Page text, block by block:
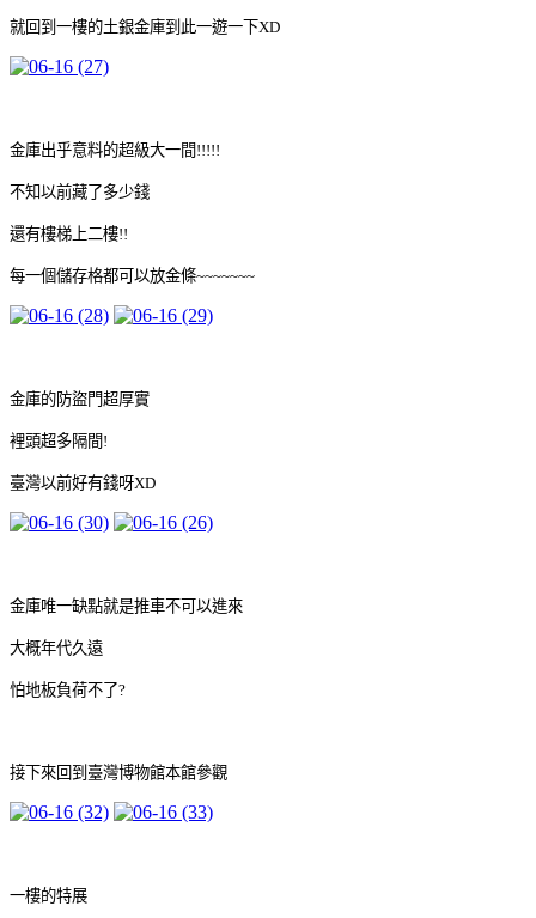
就回到一樓的土銀金庫到此一遊一下XD
金庫出乎意料的超級大一間!!!!!
不知以前藏了多少錢
還有樓梯上二樓!!
每一個儲存格都可以放金條~~~~~~~
金庫的防盜門超厚實
裡頭超多隔間!
臺灣以前好有錢呀XD
金庫唯一缺點就是推車不可以進來
大概年代久遠
怕地板負荷不了?
接下來回到臺灣博物館本館參觀
一樓的特展